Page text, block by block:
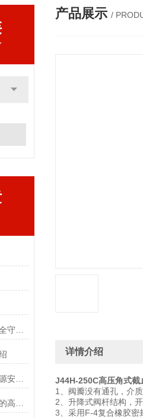
煤气天然气电磁阀：精准守护能源安全的“调控卫士”
产品展示 /
详情介绍
J44H-250C高压角式截
1、阀瓣没有通孔，介
2、升降式阀杆结构，
3、采用F-4复合橡胶密